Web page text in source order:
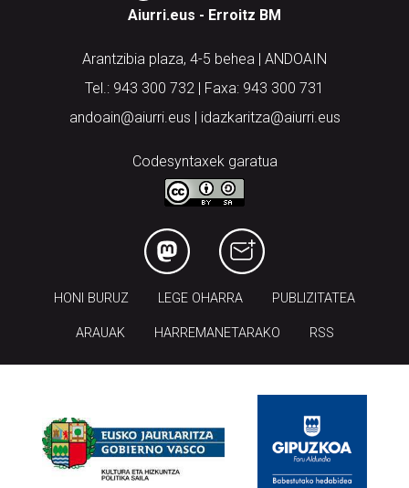
Aiurri.eus - Erroitz BM
Arantzibia plaza, 4-5 behea | ANDOAIN
Tel.: 943 300 732 | Faxa: 943 300 731
andoain@aiurri.eus | idazkaritza@aiurri.eus
Codesyntaxek garatua
HONI BURUZ LEGE OHARRA PUBLIZITATEA
ARAUAK HARREMANETARAKO RSS